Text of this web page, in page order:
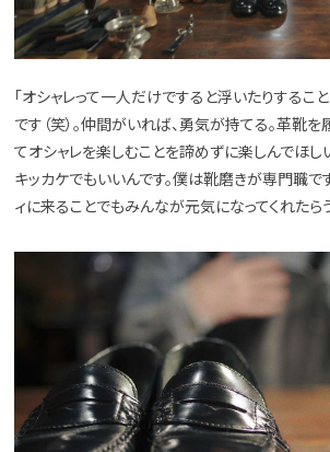
「オシャレって一人だけですると浮いたりするこ
です（笑）。仲間がいれば、勇気が持てる。革靴を
てオシャレを楽しむことを諦めずに楽しんでほし
キッカケでもいいんです。僕は靴磨きが専門職で
ィに来ることでもみんなが元気になってくれたら